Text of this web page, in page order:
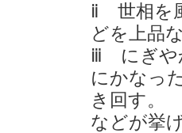
ⅱ 世相を
どを上品
ⅲ にぎや
にかなっ
き回す。
などが挙